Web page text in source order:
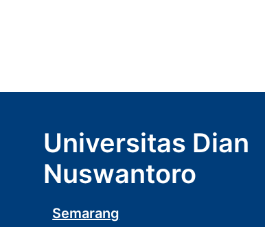
Universitas Dian
Nuswantoro
Semarang